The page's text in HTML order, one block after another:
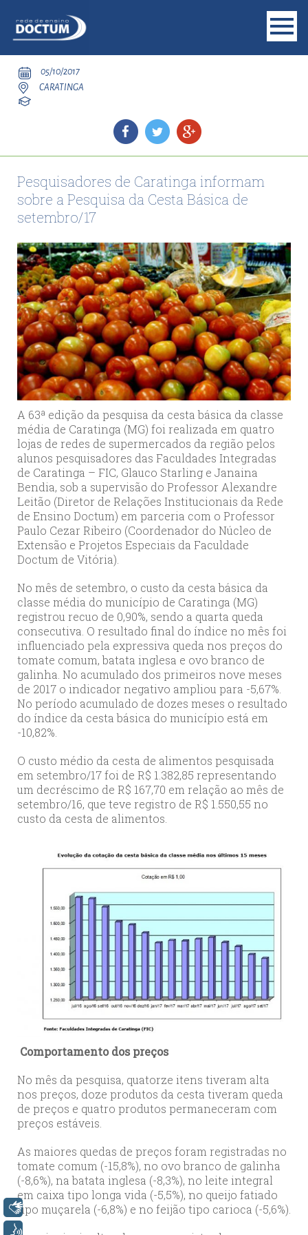
05/10/2017
CARATINGA
Pesquisadores de Caratinga informam
sobre a Pesquisa da Cesta Básica de
setembro/17
A 63ª edição da pesquisa da cesta básica da classe
média de Caratinga (MG) foi realizada em quatro
lojas de redes de supermercados da região pelos
alunos pesquisadores das Faculdades Integradas
de Caratinga – FIC, Glauco Starling e Janaina
Bendia, sob a supervisão do Professor Alexandre
Leitão (Diretor de Relações Institucionais da Rede
de Ensino Doctum) em parceria com o Professor
Paulo Cezar Ribeiro (Coordenador do Núcleo de
Extensão e Projetos Especiais da Faculdade
Doctum de Vitória).
No mês de setembro, o custo da cesta básica da
classe média do município de Caratinga (MG)
registrou recuo de 0,90%, sendo a quarta queda
consecutiva. O resultado final do índice no mês foi
influenciado pela expressiva queda nos preços do
tomate comum, batata inglesa e ovo branco de
galinha. No acumulado dos primeiros nove meses
de 2017 o indicador negativo ampliou para -5,67%.
No período acumulado de dozes meses o resultado
do índice da cesta básica do município está em
-10,82%.
O custo médio da cesta de alimentos pesquisada
em setembro/17 foi de R$ 1.382,85 representando
um decréscimo de R$ 167,70 em relação ao mês de
setembro/16, que teve registro de R$ 1.550,55 no
custo da cesta de alimentos.
Comportamento dos preços
No mês da pesquisa, quatorze itens tiveram alta
nos preços, doze produtos da cesta tiveram queda
de preços e quatro produtos permaneceram com
preços estáveis.
As maiores quedas de preços foram registradas no
tomate comum (-15,8%), no ovo branco de galinha
(-8,6%), na batata inglesa (-8,3%), no leite integral
em caixa tipo longa vida (-5,5%), no queijo fatiado
tipo muçarela (-6,8%) e no feijão tipo carioca (-5,6%).
Libras